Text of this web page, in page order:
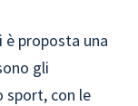
è proposta una
gli
sport, con le